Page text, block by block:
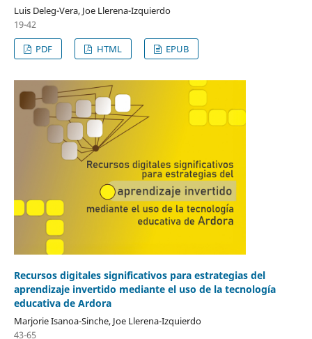
Luis Deleg-Vera, Joe Llerena-Izquierdo
19-42
PDF
HTML EPUB
Recursos digitales significativos para estrategias del
aprendizaje invertido mediante el uso de la tecnología
educativa de Ardora
Marjorie Isanoa-Sinche, Joe Llerena-Izquierdo
43-65